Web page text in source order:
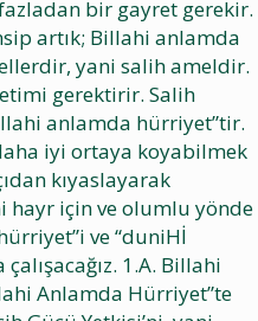
bir gayret gerekir.
artık; Billahi anlamda
yani salih ameldir.
gerektirir. Salih
anlamda hürriyet”tir.
iyi ortaya koyabilmek
kıyaslayarak
hayr için ve olumlu yönde
ve “duniHİ
1.A. Billahi
Anlamda Hürriyet”te